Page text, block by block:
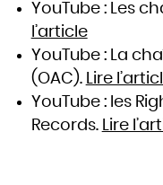
YouTube : Les
l’article
YouTube : La
(OAC). Lire
YouTube : les
Records. Lire